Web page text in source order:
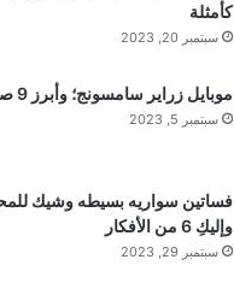
كأمثلة
سبتمبر 20, 2023
موبايل زراير سامسونج؛ وأبرز 9 صفات له
سبتمبر 5, 2023
فساتين سواريه بسيطه وشيك
وإليكِ 6 من الأفكار
سبتمبر 29, 2023